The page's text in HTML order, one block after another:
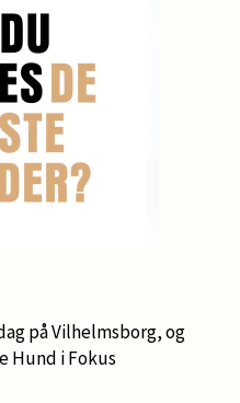
på Vilhelmsborg, og
Hund i Fokus